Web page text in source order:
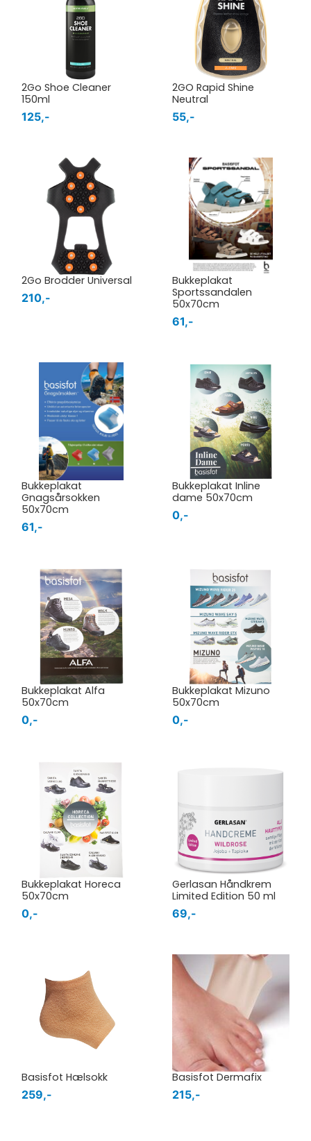
2Go Shoe Cleaner
150ml
125,-
2GO Rapid Shine
Neutral
55,-
2Go Brodder Universal
210,-
Bukkeplakat
Sportssandalen
50x70cm
61,-
Bukkeplakat
Gnagsårsokken
50x70cm
61,-
Bukkeplakat Inline
dame 50x70cm
0,-
Bukkeplakat Alfa
50x70cm
0,-
Bukkeplakat Mizuno
50x70cm
0,-
Bukkeplakat Horeca
50x70cm
0,-
Gerlasan Håndkrem
Limited Edition 50 ml
69,-
Basisfot Hælsokk
259,-
Basisfot Dermafix
215,-